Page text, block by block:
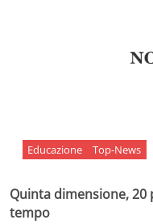
Educazione Top-News
Quinta dimensione, 20
tempo